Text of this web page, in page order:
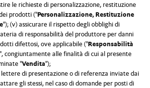
le richieste di personalizzazione, restituzione
prodotti ("Personalizzazione, Restituzione
"); (v) assicurare il rispetto degli obblighi di
di responsabilità del produttore per danni
difettosi, ove applicabile ("Responsabilità
congiuntamente alle finalità di cui al presente
"Vendita");
lettere di presentazione o di referenza inviate dai
gli stessi, nel caso di domande per posti di